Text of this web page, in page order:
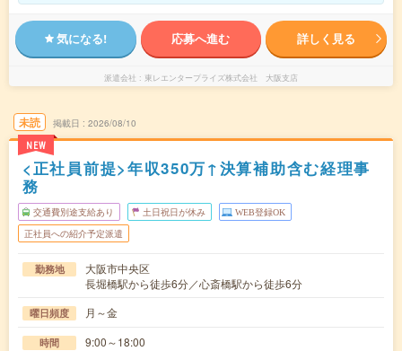
気になる! 応募へ進む 詳しく見る
派遣会社 東レエンタープライズ株式会社 大阪支店
未読
NEW
掲載日 2026/08/10
<正社員前提>年収350万↑決算補助含む経理事
務
交通費別途支給あり 土日祝日が休み WEB登録OK
正社員への紹介予定派遣
勤務地
大阪市中央区
長堀橋駅から徒歩6分／心斎橋駅から徒歩6分
曜日頻度 月～金
時間 9:00～18:00